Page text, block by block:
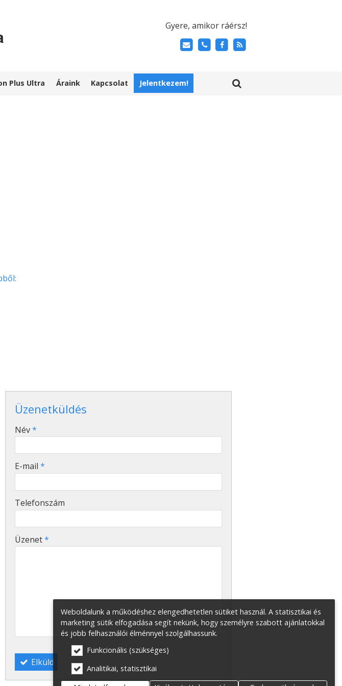
Gyere, amikor ráérsz!
Plus Ultra Áraink Kapcsolat Jelentkezem!
Üzenetküldés
-
Név*
E-mail *
Telefonszám
Üzenet*
Elküld
Weboldalunk a működéshez elengedhetetlen sütiket használ. A statisztikai és
marketing sütik elfogadása segít nekünk, hogy személyre szabott ajánlatokkal
és jobb felhasználói élménnyel szolgálhassunk.
Funkcionális (szükséges)
Analitikai, statisztikai